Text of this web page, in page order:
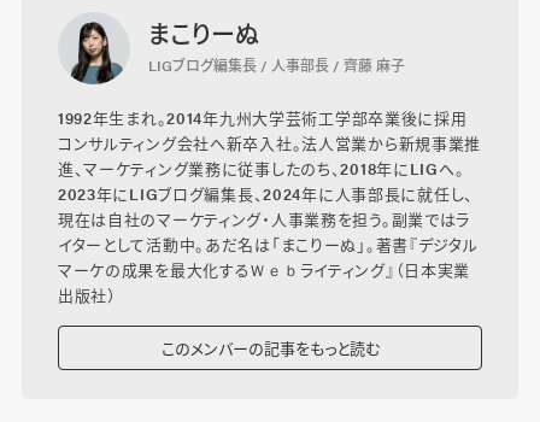
まこりーぬ
LIGブログ編集長 / 人事部長 / 齊藤 麻子
1992年生まれ。2014年九州大学芸術工学部卒業後に採用
コンサルティング会社へ新卒入社。法人営業から新規事業推
進、マーケティング業務に従事したのち、2018年にLIGへ。
2023年にLIGブログ編集長、2024年に人事部長に就任し、
現在は自社のマーケティング・人事業務を担う。副業ではラ
イターとして活動中。あだ名は「まこりーぬ」。著書『デジタル
マーケの成果を最大化するＷｅｂライティング』（日本実業
出版社）
このメンバーの記事をもっと読む